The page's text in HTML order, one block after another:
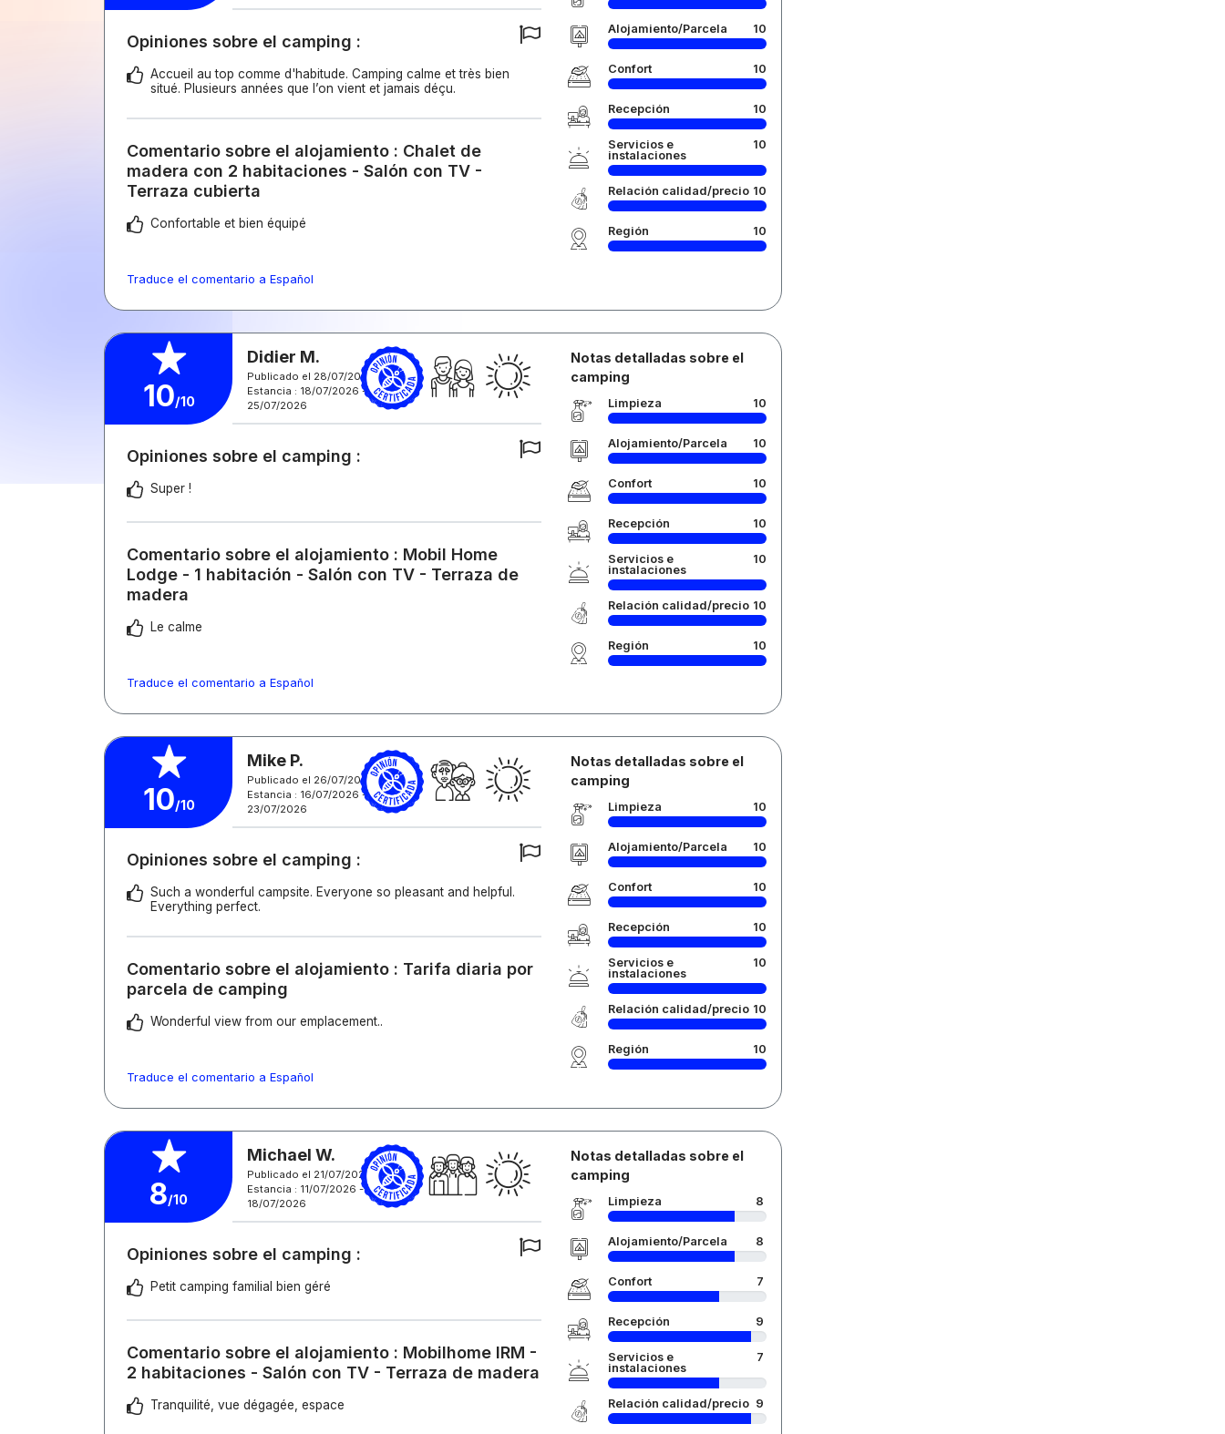
Opiniones sobre el camping :
Accueil au top comme d'habitude. Camping calme et très bien
situé. Plusieurs années que l’on vient et jamais déçu.
Comentario sobre el alojamiento : Chalet de
madera con 2 habitaciones - Salón con TV -
Terraza cubierta
Confortable et bien équipé
Traduce el comentario a Español
Alojamiento/Parcela 10
Confort 10
Recepción 10
Servicios e
instalaciones
10
Relación calidad/precio 10
Región 10
10/10
Didier M.
Publicado el 28/07/2026
Estancia : 18/07/2026 -
25/07/2026
Opiniones sobre el camping :
Super !
Comentario sobre el alojamiento : Mobil Home
Lodge - 1 habitación - Salón con TV - Terraza de
madera
Le calme
Traduce el comentario a Español
Notas detalladas sobre el
camping
Limpieza 10
Alojamiento/Parcela 10
Confort 10
Recepción 10
Servicios e
instalaciones
10
Relación calidad/precio 10
Región 10
10/10
Mike P.
Publicado el 26/07/2026
Estancia : 16/07/2026 -
23/07/2026
Opiniones sobre el camping :
Such a wonderful campsite. Everyone so pleasant and helpful.
Everything perfect.
Comentario sobre el alojamiento : Tarifa diaria por
parcela de camping
Wonderful view from our emplacement..
Traduce el comentario a Español
Notas detalladas sobre el
camping
Limpieza 10
Alojamiento/Parcela 10
Confort 10
Recepción 10
Servicios e
instalaciones
10
Relación calidad/precio 10
Región 10
8/10
Michael W.
Publicado el 21/07/2026
Estancia : 11/07/2026 -
18/07/2026
Opiniones sobre el camping :
Petit camping familial bien géré
Comentario sobre el alojamiento : Mobilhome IRM -
2 habitaciones - Salón con TV - Terraza de madera
Tranquilité, vue dégagée, espace
Notas detalladas sobre el
camping
Limpieza 8
Alojamiento/Parcela 8
Confort 7
Recepción 9
Servicios e
instalaciones
7
Relación calidad/precio 9